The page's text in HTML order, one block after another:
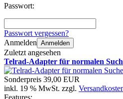
Passwort:
Passwort vergessen?
Anmelden Anmelden
Zuletzt angesehen
Telrad-Adapter für normalen
Sonderpreis 39,00 EUR
inkl. 19 % MwSt. zzgl.
Features: